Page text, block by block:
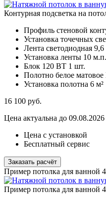
Контурная подсветка на
Профиль стеновой
Установка точечных
Лента светодиодная
Установка ленты 10 м.п.
Блок 120 ВТ 1 шт.
Полотно белое
Установка полотна 6 м²
16 100 руб.
Цена актуальна до 09.08.2026
Цена с установкой
Бесплатный сервис
Заказать расчёт
Пример потолка для ванной
Пример потолка для ванной